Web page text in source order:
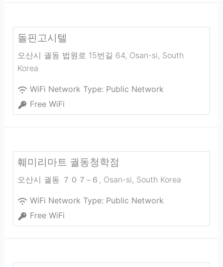
돌핀고시텔
오산시 궐동 법원로 15번길 64, Osan-si, South
Korea
WiFi Network Type: Public Network
Free WiFi
훼미리마트 궐동청학점
오산시 궐동 ７０７−６ , Osan-si, South Korea
WiFi Network Type: Public Network
Free WiFi